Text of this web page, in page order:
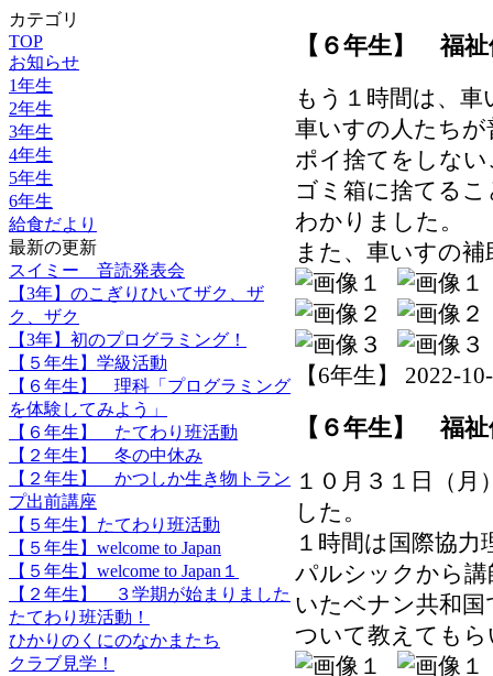
カテゴリ
TOP
お知らせ
1年生
2年生
3年生
4年生
5年生
6年生
給食だより
最新の更新
スイミー 音読発表会
【3年】のこぎりひいてザク、ザ
ク、ザク
【3年】初のプログラミング！
【５年生】学級活動
【６年生】 理科「プログラミング
を体験してみよう」
【６年生】 たてわり班活動
【２年生】 冬の中休み
【２年生】 かつしか生き物トラン
プ出前講座
【５年生】たてわり班活動
【５年生】welcome to Japan
【５年生】welcome to Japan１
【２年生】 ３学期が始まりました
たてわり班活動！
ひかりのくにのなかまたち
クラブ見学！
【６年生】 福
もう１時間は、
車いすの人たち
ポイ捨てをしな
ゴミ箱に捨てる
わかりました。
また、車いすの
【6年生】 2022-
【６年生】 福
１０月３１日（
した。
１時間は国際協
パルシックから
いたベナン共和
ついて教えても